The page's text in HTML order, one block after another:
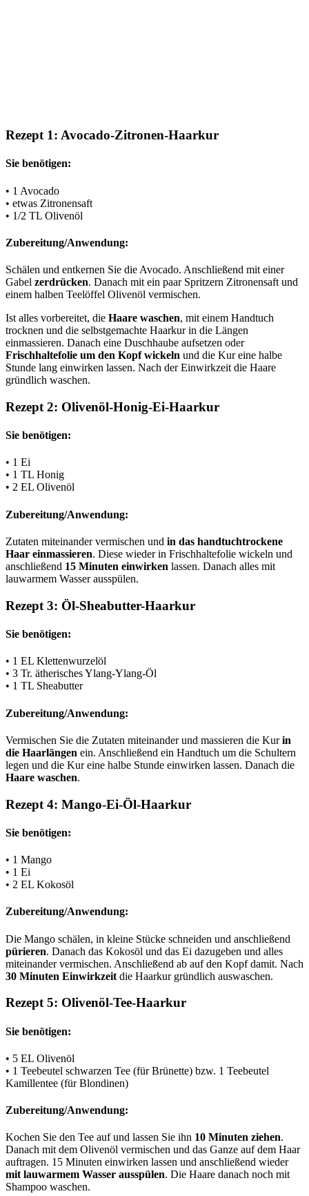
Rezept 1: Avocado-Zitronen-Haarkur
Sie benötigen:
• 1 Avocado
• etwas Zitronensaft
• 1/2 TL Olivenöl
Zubereitung/Anwendung:
Schälen und entkernen Sie die Avocado. Anschließend mit einer
Gabel zerdrücken. Danach mit ein paar Spritzern Zitronensaft und
einem halben Teelöffel Olivenöl vermischen.
Ist alles vorbereitet, die Haare waschen, mit einem Handtuch
trocknen und die selbstgemachte Haarkur in die Längen
einmassieren. Danach eine Duschhaube aufsetzen oder
Frischhaltefolie um den Kopf wickeln und die Kur eine halbe
Stunde lang einwirken lassen. Nach der Einwirkzeit die Haare
gründlich waschen.
Rezept 2: Olivenöl-Honig-Ei-Haarkur
Sie benötigen:
• 1 Ei
• 1 TL Honig
• 2 EL Olivenöl
Zubereitung/Anwendung:
Zutaten miteinander vermischen und in das handtuchtrockene
Haar einmassieren. Diese wieder in Frischhaltefolie wickeln und
anschließend 15 Minuten einwirken lassen. Danach alles mit
lauwarmem Wasser ausspülen.
Rezept 3: Öl-Sheabutter-Haarkur
Sie benötigen:
• 1 EL Klettenwurzelöl
• 3 Tr. ätherisches Ylang-Ylang-Öl
• 1 TL Sheabutter
Zubereitung/Anwendung:
Vermischen Sie die Zutaten miteinander und massieren die Kurin
die Haarlängen ein. Anschließend ein Handtuch um die Schultern
legen und die Kur eine halbe Stunde einwirken lassen. Danach die
Haare waschen.
Rezept 4: Mango-Ei-Öl-Haarkur
Sie benötigen:
• 1 Mango
• 1 Ei
• 2 EL Kokosöl
Zubereitung/Anwendung:
Die Mango schälen, in kleine Stücke schneiden und anschließend
pürieren. Danach das Kokosöl und das Ei dazugeben und alles
miteinander vermischen. Anschließend ab auf den Kopf damit. Nach
30 Minuten Einwirkzeit die Haarkur gründlich auswaschen.
Rezept 5: Olivenöl-Tee-Haarkur
Sie benötigen:
• 5 EL Olivenöl
• 1 Teebeutel schwarzen Tee (für Brünette) bzw. 1 Teebeutel
Kamillentee (für Blondinen)
Zubereitung/Anwendung:
Kochen Sie den Tee auf und lassen Sie ihn 10 Minuten ziehen.
Danach mit dem Olivenöl vermischen und das Ganze auf dem Haar
auftragen. 15 Minuten einwirken lassen und anschließend wieder
mit lauwarmem Wasser ausspülen. Die Haare danach noch mit
Shampoo waschen.